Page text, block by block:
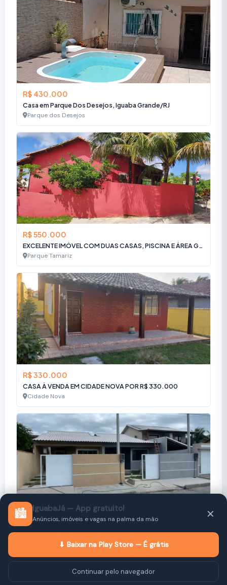
R$ 430.000
Casa em Parque Dos Desejos, Iguaba Grande/RJ
Parque dos Desejos
R$ 550.000
EXCELENTE IMÓVEL COM DUAS CASAS, PISCINA E ÁREA GOURMET
Parque Tamariz
R$ 330.000
CASA À VENDA EM CIDADE NOVA POR R$ 330.000
Cidade Nova
R$ 380.000
Excelente casa localizada no bairro Cidade Nova,
🏙️ IguabaJá — App gratuito!
Anúncios, imóveis e vagas na palma da mão ✕
⬇ Baixar na Play Store — É grátis
Continuar pelo navegador